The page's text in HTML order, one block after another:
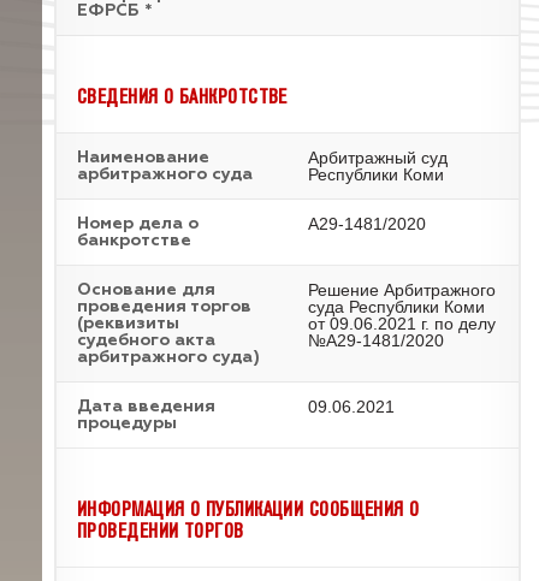
ЕФРСБ *
СВЕДЕНИЯ О БАНКРОТСТВЕ
Наименование
арбитражного суда
Арбитражный суд
Республики Коми
Номер дела о
банкротстве
А29-1481/2020
Основание для
проведения торгов
(реквизиты
судебного акта
арбитражного суда)
Решение Арбитражного
суда Республики Коми
от 09.06.2021 г. по делу
№А29-1481/2020
Дата введения
процедуры
09.06.2021
ИНФОРМАЦИЯ О ПУБЛИКАЦИИ СООБЩЕНИЯ О
ПРОВЕДЕНИИ ТОРГОВ